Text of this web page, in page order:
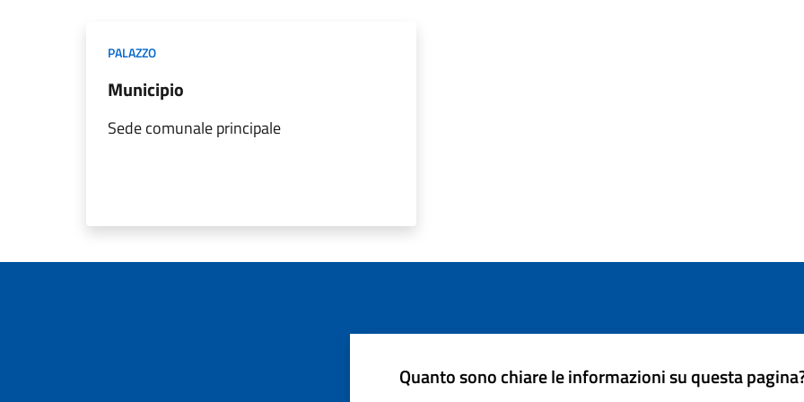
PALAZZO
Municipio
Sede comunale principale
Quanto sono chiare le informazioni su questa